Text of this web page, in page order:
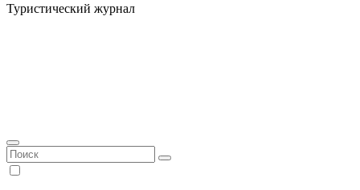
Туристический журнал